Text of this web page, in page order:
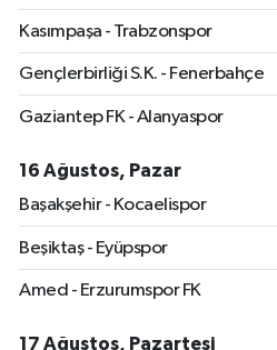
Kasımpaşa - Trabzonspor
Gençlerbirliği S.K. - Fenerbahçe
Gaziantep FK - Alanyaspor
16 Ağustos, Pazar
Başakşehir - Kocaelispor
Beşiktaş - Eyüpspor
Amed - Erzurumspor FK
17 Ağustos, Pazartesi